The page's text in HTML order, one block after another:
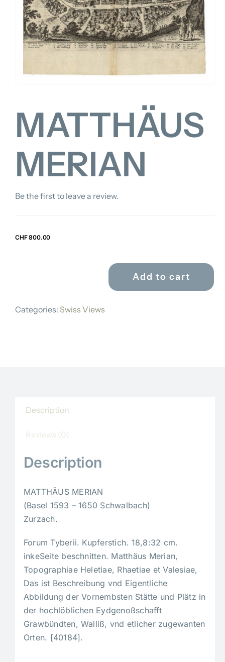
FOR:
MATTHÄUS
MERIAN
Be the first to leave a review.
CHF800.00
quantity
Add to cart
Categories: Swiss Views
Description
Reviews (0)
Description
MATTHÄUS MERIAN
(Basel 1593 – 1650 Schwalbach)
Zurzach.
Forum Tyberii. Kupferstich. 18,8:32 cm.
inkeSeite beschnitten. Matthäus Merian,
Topographiae Heletiae, Rhaetiae et Valesiae,
Das ist Beschreibung vnd Eigentliche
Abbildung der Vornembsten Stätte und Plätz in
der hochlöblichen Eydgenoßschafft
Grawbündten, Walliß, vnd etlicher zugewanten
Orten. [40184].